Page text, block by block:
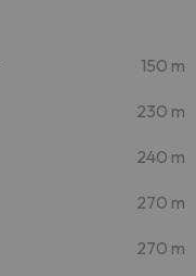
150 m
230 m
240 m
270 m
270 m